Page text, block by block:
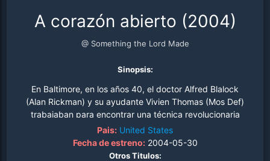
A corazón abierto (2004)
@ Something the Lord Made
Sinopsis:
En Baltimore, en los años 40, el doctor Alfred Blalock
(Alan Rickman) y su ayudante Vivien Thomas (Mos Def)
trabajaban para encontrar una técnica revolucionaria
que garantizaría el éxito de las operaciones de corazón
en "bebés azules". A pesar de ser colegas, pertenecían a
mundos muy distintos: Blalock, blanco y rico, era el jefe
Pais: United States
Fecha de estreno:2004-05-30
Otros Titulos: